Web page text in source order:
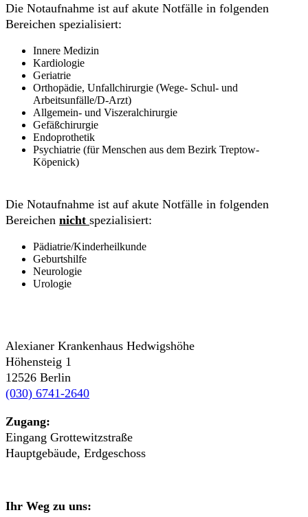
Die Notaufnahme ist auf akute Notfälle in folgenden
Bereichen spezialisiert:
Innere Medizin
Kardiologie
Geriatrie
Orthopädie, Unfallchirurgie (Wege- Schul- und
Arbeitsunfälle/D-Arzt)
Allgemein- und Viszeralchirurgie
Gefäßchirurgie
Endoprothetik
Psychiatrie (für Menschen aus dem Bezirk Treptow-
Köpenick)
Die Notaufnahme ist auf akute Notfälle in folgenden
Bereichen nicht spezialisiert:
Pädiatrie/Kinderheilkunde
Geburtshilfe
Neurologie
Urologie
Alexianer Krankenhaus Hedwigshöhe
Höhensteig 1
12526 Berlin
(030) 6741-2640
Zugang:
Eingang Grottewitzstraße
Hauptgebäude, Erdgeschoss
Ihr Weg zu uns: